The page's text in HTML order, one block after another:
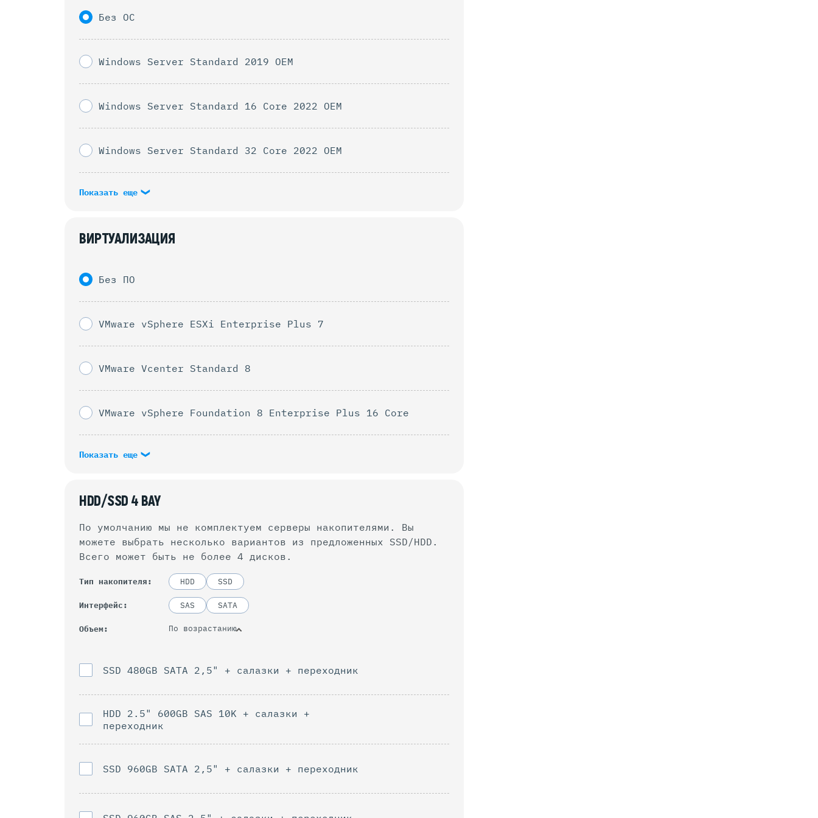
Без ОС
Windows Server Standard 2019 OEM
Windows Server Standard 16 Core 2022 OEM
Windows Server Standard 32 Core 2022 OEM
Показать еще
ВИРТУАЛИЗАЦИЯ
Без ПО
VMware vSphere ESXi Enterprise Plus 7
VMware Vcenter Standard 8
VMware vSphere Foundation 8 Enterprise Plus 16 Core
Показать еще
HDD/SSD 4 BAY
По умолчанию мы не комплектуем серверы накопителями. Вы
можете выбрать несколько вариантов из предложенных SSD/HDD.
Всего может быть не более 4 дисков.
Тип накопителя HDD SSD
Интерфейс SAS SATA
Объем По возрастанию
SSD 480GB SATA 2,5" + салазки + переходник
HDD 2.5" 600GB SAS 10K + салазки +
переходник
SSD 960GB SAТА 2,5" + салазки + переходник